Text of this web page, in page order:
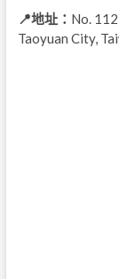
📍地址： No.
Taoyuan City,